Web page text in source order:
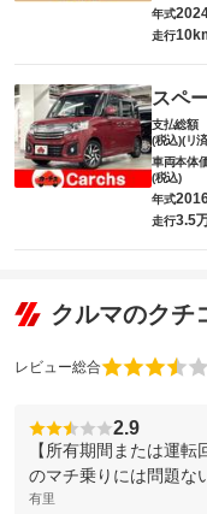
年式
走行
スペ
支払総額
(税込)(リ
車両本体
(税込)
年式
走行3.5
クルマのクチ
レビュー総合
2.9
【所有期間または運
のマチ乗りには問題な
有里